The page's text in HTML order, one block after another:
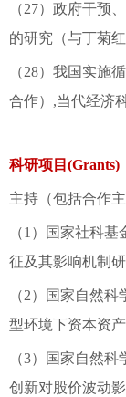
（27）政府干预
的研究（与丁菊
（28）我国实施
合作）,当代经济
科研项目(Grants)
主持（包括合作
（1）国家社科
征及其影响机制
（2）国家自然
型环境下资本资
（3）国家自然
创新对股价波动